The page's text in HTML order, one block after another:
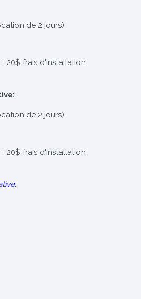
de 2 jours)
20$ frais d'installation
de 2 jours)
20$ frais d'installation